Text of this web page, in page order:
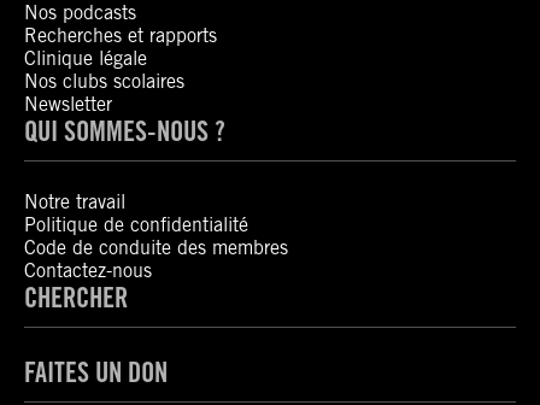
Nos podcasts
Recherches et rapports
Clinique légale
Nos clubs scolaires
Newsletter
QUI SOMMES-NOUS ?
Notre travail
Politique de confidentialité
Code de conduite des membres
Contactez-nous
CHERCHER
FAITES UN DON